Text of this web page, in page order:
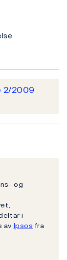
2/2009
og
i
avIpsos fra